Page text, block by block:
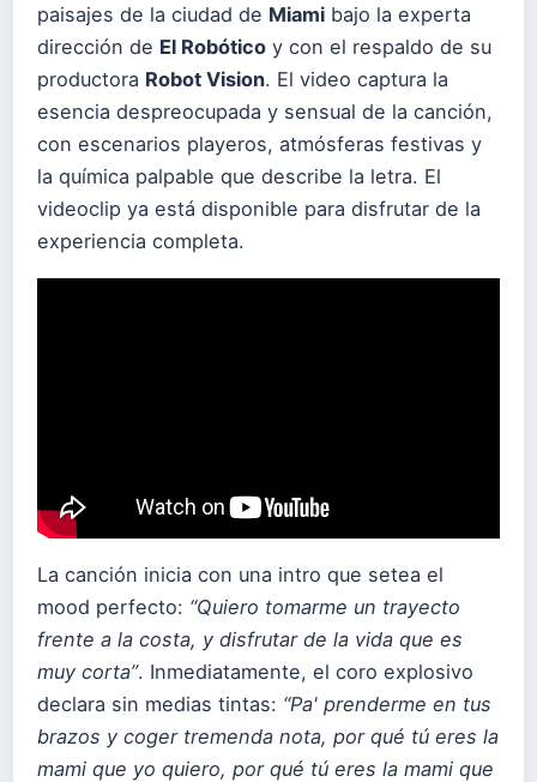
paisajes de la ciudad de Miami bajo la experta
dirección de El Robótico y con el respaldo de su
productora Robot Vision. El video captura la
esencia despreocupada y sensual de la canción,
con escenarios playeros, atmósferas festivas y
la química palpable que describe la letra. El
videoclip ya está disponible para disfrutar de la
experiencia completa.
La canción inicia con una intro que setea el
mood perfecto: “Quiero tomarme un trayecto
frente a la costa, y disfrutar de la vida que es
muy corta”. Inmediatamente, el coro explosivo
declara sin medias tintas: “Pa' prenderme en tus
brazos y coger tremenda nota, por qué tú eres la
mami que yo quiero, por qué tú eres la mami que